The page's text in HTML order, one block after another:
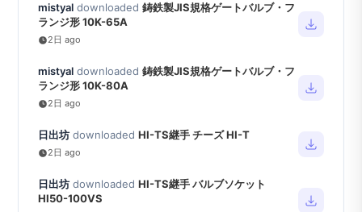
mistyal downloaded 鋳鉄製JIS規格ゲートバルブ・フ
ランジ形 10K-65A
2日 ago
mistyal downloaded 鋳鉄製JIS規格ゲートバルブ・フ
ランジ形 10K-80A
2日 ago
日出坊 downloaded HI-TS継手 チーズ HI-T
2日 ago
日出坊 downloaded HI-TS継手 バルブソケット
HI50-100VS